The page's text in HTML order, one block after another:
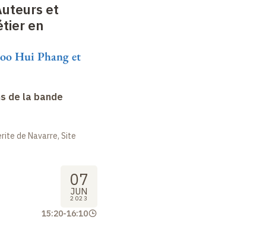
et
en
Hui Phang et
de la bande
de Navarre, Site
07
JUN
2023
15:20-16:10